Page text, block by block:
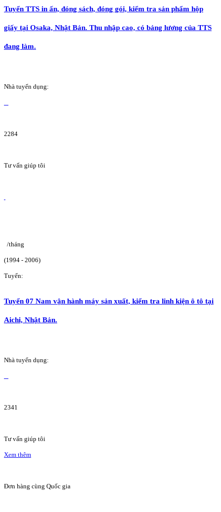
Tuyển TTS in ấn, đóng sách, đóng gói, kiểm tra sản phẩm hộp
giấy tại Osaka, Nhật Bản. Thu nhập cao, có bảng lương của TTS
đang làm.
Nhà tuyển dụng:
2284
Tư vấn giúp tôi
/tháng
(1994 - 2006)
Tuyển:
Tuyển 07 Nam vận hành máy sản xuất, kiểm tra linh kiện ô tô tại
Aichi, Nhật Bản.
Nhà tuyển dụng:
2341
Tư vấn giúp tôi
Xem thêm
Đơn hàng cùng Quốc gia